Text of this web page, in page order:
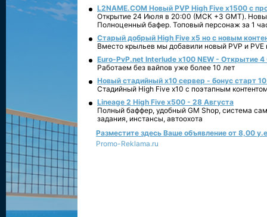
L2NAME.COM Новый PVP High Five x1500 с
Открытие 24 Июля в 20:00 (МСК +3 GMT).
Полноценный бафер. Топовый персонаж за 1
Старый добрый High Five x5 но с новым
Вместо крыльев мы добавили новый PVP и PVE
Euro-PvP.net Interlude х100 NEW - Открытие 4
Работаем без вайпов уже более 10 лет
Новый стадийный х10 сервер - бонус старт
Стадийный High Five x10 с поэтапным
Lineage 2 High Five x500 - 28 Августа
Полный баффер, удобный GM Shop, система
задания, инстансы, автоохота
Разместите здесь Ваше объявление от 8,00
Promo-Reklama.ru